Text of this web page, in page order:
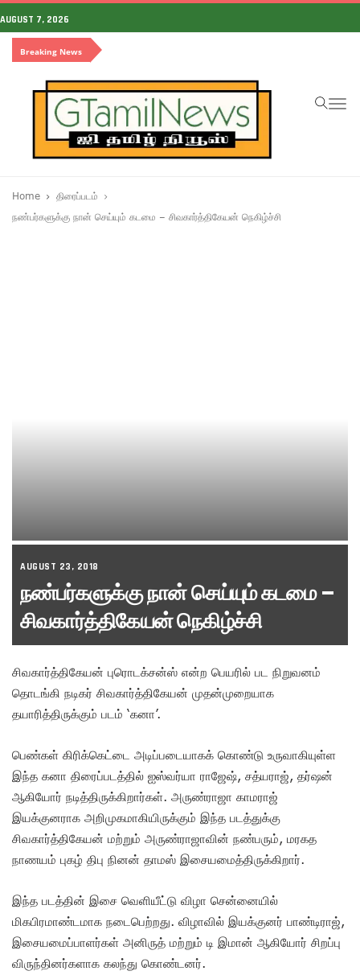
AUGUST 7, 2026
Breaking News
Home
திரைப்படம்
நண்பர்களுக்கு நான் செய்யும் கடமை – சிவகார்த்திகேயன் நெகிழ்ச்சி
AUGUST 23, 2018
நண்பர்களுக்கு நான் செய்யும் கடமை –
சிவகார்த்திகேயன் நெகிழ்ச்சி
சிவகார்த்திகேயன் புரொடக்சன்ஸ் என்ற பெயரில் பட நிறுவனம்
தொடங்கி நடிகர் சிவகார்த்திகேயன் முதன்முறையாக
தயாரித்திருக்கும் படம் ‘கனா’.
பெண்கள் கிரிக்கெட்டை அடிப்படையாகக் கொண்டு உருவாகியுள்ள
இந்த கனா திரைப்படத்தில் ஐஸ்வர்யா ராஜேஷ், சத்யராஜ், தர்ஷன்
ஆகியோர் நடித்திருக்கிறார்கள். அருண்ராஜா காமராஜ்
இயக்குனராக அறிமுகமாகியிருக்கும் இந்த படத்துக்கு
சிவகார்த்திகேயன் மற்றும் அருண்ராஜாவின் நண்பரும், மரகத
நாணயம் புகழ் திபு நினன் தாமஸ் இசையமைத்திருக்கிறார்.
இந்த படத்தின் இசை வெளியீட்டு விழா சென்னையில்
மிகபிரமாண்டமாக நடைபெற்றது. விழாவில் இயக்குனர் பாண்டிராஜ்,
இசையமைப்பாளர்கள் அனிருத் மற்றும் டி இமான் ஆகியோர் சிறப்பு
விருந்தினர்களாக கலந்து கொண்டனர்.